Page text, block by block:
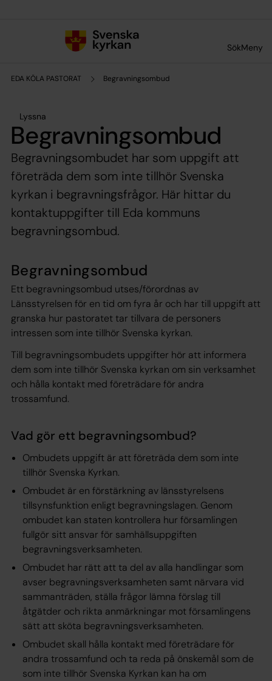
SökMeny
EDA KÖLA PASTORAT Begravningsombud
Lyssna
Begravningsombud
Begravningsombudet har som uppgift att
företräda dem som inte tillhör Svenska
kyrkan i begravningsfrågor. Här hittar du
kontaktuppgifter till Eda kommuns
begravningsombud.
Begravningsombud
Ett begravningsombud utses/förordnas av
Länsstyrelsen för en tid om fyra år och har till uppgift att
granska hur pastoratet tar tillvara de personers
intressen som inte tillhör Svenska kyrkan.
Till begravningsombudets uppgifter hör att informera
dem som inte tillhör Svenska kyrkan om sin verksamhet
och hålla kontakt med företrädare för andra
trossamfund.
Vad gör ett begravningsombud?
Ombudets uppgift är att företräda dem som inte
tillhör Svenska Kyrkan.
Ombudet är en förstärkning av länsstyrelsens
tillsynsfunktion enligt begravningslagen. Genom
ombudet kan staten kontrollera hur församlingen
fullgör sitt ansvar för samhällsuppgiften
begravningsverksamheten.
Ombudet har rätt att ta del av alla handlingar som
avser begravningsverksamheten samt närvara vid
sammanträden, ställa frågor lämna förslag till
åtgätder och rikta anmärkningar mot församlingens
sätt att sköta begravningsverksamheten.
Ombudet skall hålla kontakt med företrädare för
andra trossamfund och ta reda på önskemål som de
som inte tillhör Svenska Kyrkan kan ha om